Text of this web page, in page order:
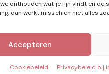
onthouden wat je fijn vindt en de
dan werkt misschien niet alles
Accepteren
Cookiebeleid Privacybeleid bij